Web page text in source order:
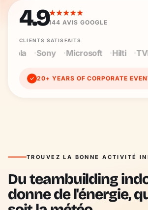
4.9★★★★★
144 AVIS GOOGLE
CLIENTS SATISFAITS
Baloise Wienerberger Cegeka
✓ 20+ YEARS OF CORPORATE
TROUVEZ LA BONNE ACTIVITÉ
Du teambuilding
donne de l'énergie,